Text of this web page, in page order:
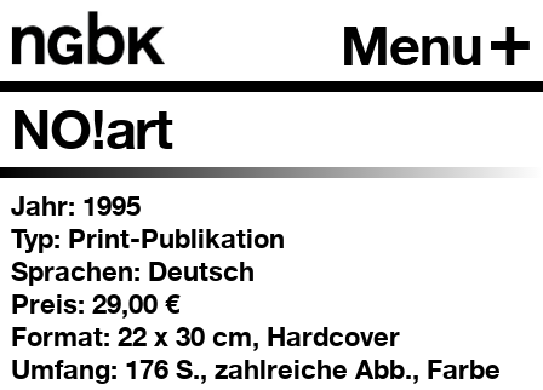
Menu
NO!art
Jahr: 1995
Typ: Print-Publikation
Sprachen: Deutsch
Preis: 29,00 €
Format: 22 x 30 cm, Hardcover
Umfang: 176 S., zahlreiche Abb., Farbe